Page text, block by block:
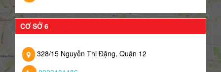
CƠ SỞ 6
328/15 Nguyễn Thị Đặng, Quận 12